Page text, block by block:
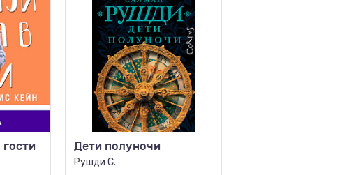
Дети полуночи
Рушди С.